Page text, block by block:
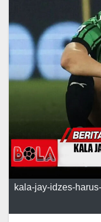
kala-jay-idzes-